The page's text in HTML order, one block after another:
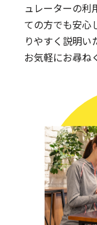
ュレーターの利
ての方でも安心
りやすく説明い
お気軽にお尋ね